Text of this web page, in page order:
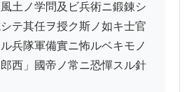
土ノ学問及ビ兵術ニ鍛錬シ
テ其任ヲ授ク斯ノ如キ士官
兵隊軍備實ニ怖ルベキモノ
西」國帝ノ常ニ恐憚スル針